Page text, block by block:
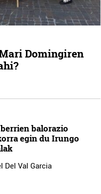
Domingiren
balorazio
egin du Irungo
Del Val Garcia